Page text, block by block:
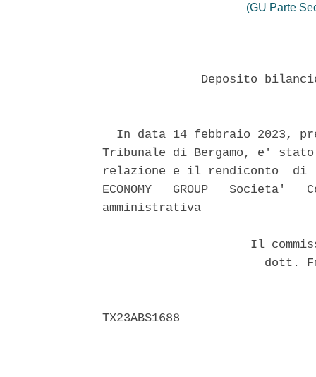
(GU Parte
Deposito
In data 14 febbraio 2023,
Tribunale di Bergamo, e'
relazione e il rendiconto  di
ECONOMY   GROUP
amministrativa
Il
dott.